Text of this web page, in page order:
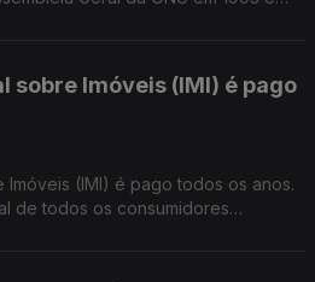
sobre Imóveis (IMI) é pago
Imóveis (IMI) é pago todos os anos.
de todos os consumidores